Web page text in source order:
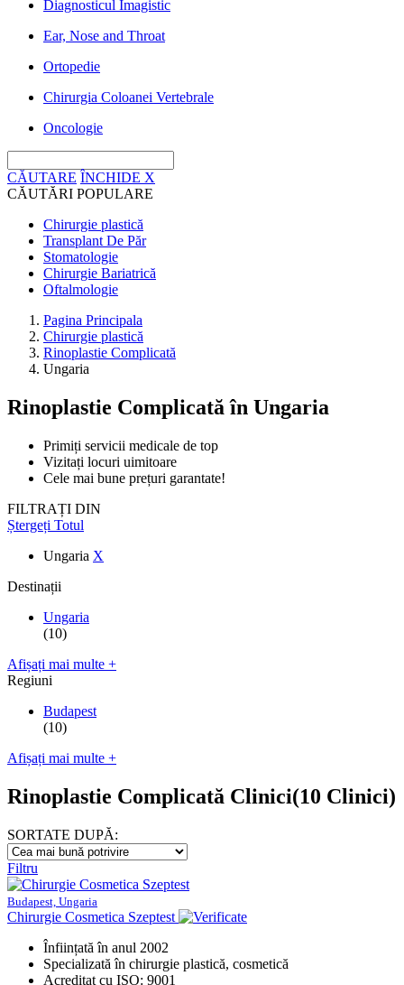
Diagnosticul Imagistic
Ear, Nose and Throat
Ortopedie
Chirurgia Coloanei Vertebrale
Oncologie
CĂUTARE ÎNCHIDE X
CĂUTĂRI POPULARE
Chirurgie plastică
Transplant De Păr
Stomatologie
Chirurgie Bariatrică
Oftalmologie
Pagina Principala
Chirurgie plastică
Rinoplastie Complicată
Ungaria
Rinoplastie Complicatăîn Ungaria
Primiți servicii medicale de top
Vizitați locuri uimitoare
Cele mai bune prețuri garantate!
FILTRAȚI DIN
Ștergeți Totul
Ungaria X
Destinații
Ungaria
(10)
Afișați mai multe +
Regiuni
Budapest
(10)
Afișați mai multe +
Rinoplastie Complicată Clinici(10 Clinici)
SORTATE DUPĂ:
Filtru
Budapest, Ungaria
Chirurgie Cosmetica Szeptest
Înființată în anul 2002
Specializată în chirurgie plastică, cosmetică
Acreditat cu ISO: 9001